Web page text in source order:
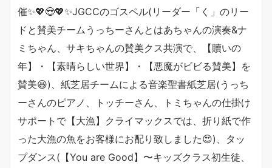
催✨💖😍💖✨JGCCのゴスペル(リーダー「く」のリー
ドと賛美チームうっちーさんとはあちゃんの演奏&ナ
ミちゃん、サキちゃんの賛美クス共演で、【贖いの
年】・【素晴らしい世界】・【悪魔がビビる賛美】を
賛美😆)、紙芝居チームによる音楽聖書紙芝居(うっち
ーさんのピアノ、トッチーさん、トミちゃんの仕掛け
サポートで【大漁】クライマックスでは、折り紙で作
った大漁の魚をお客様にお配り致しました😍)、タッ
プダンス(【You are Good】〜キッズクラス初生徒、